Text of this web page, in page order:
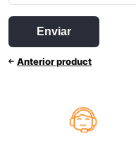
Anterior product